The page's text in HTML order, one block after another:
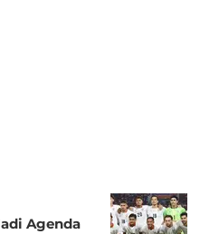
Agenda